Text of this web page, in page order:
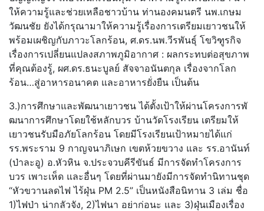
ให้ความรู้และช่วยเหลือชาวบ้าน ท่านองคมนตรี นพ.เกษม
วัฒนชัย ยังได้กรุณามาให้ความรู้เรื่องการเตรียมเยาวชนให้
พร้อมเผชิญกับภาวะโลกร้อน, ศ.ดร.นพ.วีรพันธุ์ โขวิฑูรกิจ
เรื่องการเปลี่ยนแปลงสภาพภูมิอากาศ : ผลกระทบต่อสุขภาพ
ที่คุณต้องรู้, ผศ.ดร.ธนะบูลย์ สัจจาอนันตกุล เรื่องจากโลก
ร้อน…สู่อาหารอนาคต และอาหารยั่งยืน เป็นต้น
3.)การศึกษาและพัฒนาเยาวชน ได้ตั้งเป้าให้ผ่านโครงการพั
ฒนาการศึกษาโดยใช้หลักบวร บ้านวัดโรงเรียน เตรียมให้
เยาวชนรับมือภัยโลกร้อน โดยมีโรงเรียนเป้าหมายได้แก่
รร.พระราม 9 กาญจนาภิเษก เขตห้วยขวาง และ รร.อานันท์
(ป่าละอู) อ.หัวหิน จ.ประจวบคีรีขันธ์ มีการจัดทำโครงการ
บวร เพาะเห็ด และอื่นๆ โดยที่ผ่านมายังมีการจัดทำนิทานชุด
“หัวขวานลดไฟ ไร้ฝุ่น PM 2.5” เป็นหนังสือนิทาน 3 เล่ม ชื่อ
1)ไฟป่า น่ากลัวจัง, 2)ไฟนา อย่าก่อนะ และ 3)ฝุ่นเมืองเรื่อง